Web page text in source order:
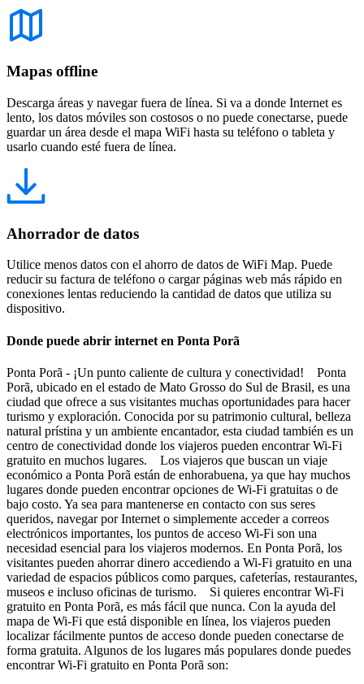
Mapas offline
Descarga áreas y navegar fuera de línea. Si va a donde Internet es
lento, los datos móviles son costosos o no puede conectarse, puede
guardar un área desde el mapa WiFi hasta su teléfono o tableta y
usarlo cuando esté fuera de línea.
Ahorrador de datos
Utilice menos datos con el ahorro de datos de WiFi Map. Puede
reducir su factura de teléfono o cargar páginas web más rápido en
conexiones lentas reduciendo la cantidad de datos que utiliza su
dispositivo.
Donde puede abrir internet en Ponta Porã
Ponta Porã - ¡Un punto caliente de cultura y conectividad! Ponta
Porã, ubicado en el estado de Mato Grosso do Sul de Brasil, es una
ciudad que ofrece a sus visitantes muchas oportunidades para hacer
turismo y exploración. Conocida por su patrimonio cultural, belleza
natural prístina y un ambiente encantador, esta ciudad también es un
centro de conectividad donde los viajeros pueden encontrar Wi-Fi
gratuito en muchos lugares. Los viajeros que buscan un viaje
económico a Ponta Porã están de enhorabuena, ya que hay muchos
lugares donde pueden encontrar opciones de Wi-Fi gratuitas o de
bajo costo. Ya sea para mantenerse en contacto con sus seres
queridos, navegar por Internet o simplemente acceder a correos
electrónicos importantes, los puntos de acceso Wi-Fi son una
necesidad esencial para los viajeros modernos. En Ponta Porã, los
visitantes pueden ahorrar dinero accediendo a Wi-Fi gratuito en una
variedad de espacios públicos como parques, cafeterías, restaurantes,
museos e incluso oficinas de turismo. Si quieres encontrar Wi-Fi
gratuito en Ponta Porã, es más fácil que nunca. Con la ayuda del
mapa de Wi-Fi que está disponible en línea, los viajeros pueden
localizar fácilmente puntos de acceso donde pueden conectarse de
forma gratuita. Algunos de los lugares más populares donde puedes
encontrar Wi-Fi gratuito en Ponta Porã son: